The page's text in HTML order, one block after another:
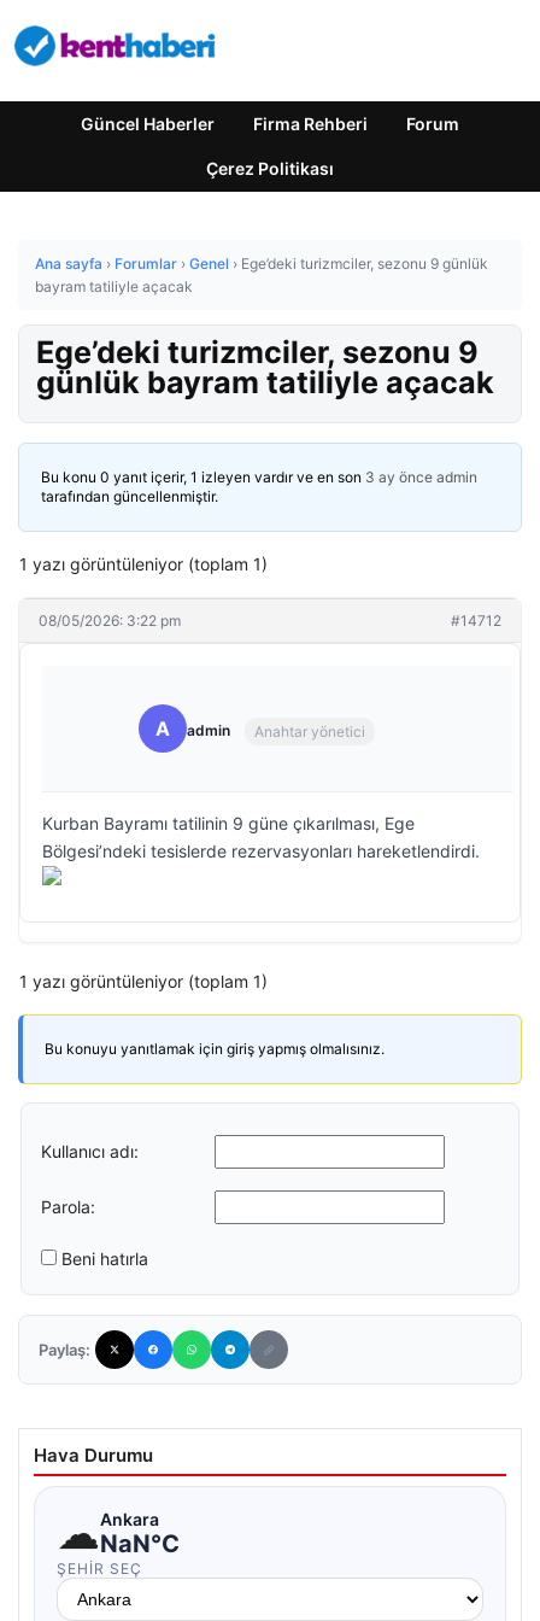
Güncel Haberler Firma Rehberi Forum
Çerez Politikası
Ana sayfa › Forumlar › Genel › Ege’deki turizmciler, sezonu 9 günlük
bayram tatiliyle açacak
Ege’deki turizmciler, sezonu 9
günlük bayram tatiliyle açacak
Bu konu 0 yanıt içerir, 1 izleyen vardır ve en son 3 ay önce admin
tarafından güncellenmiştir.
1 yazı görüntüleniyor (toplam 1)
08/05/2026: 3:22 pm #14712
A admin Anahtar yönetici
Kurban Bayramı tatilinin 9 güne çıkarılması, Ege
Bölgesi’ndeki tesislerde rezervasyonları hareketlendirdi.
1 yazı görüntüleniyor (toplam 1)
Bu konuyu yanıtlamak için giriş yapmış olmalısınız.
Kullanıcı adı:
Parola:
Beni hatırla
Paylaş:
Hava Durumu
☁Ankara
NaN°C
ŞEHIR SEÇ